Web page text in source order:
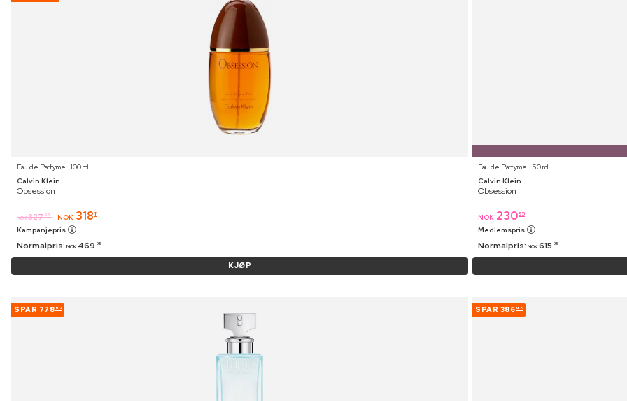
Eau de Parfyme ⋅ 100 ml
Calvin Klein
Obsession
NOK 327 95 NOK 318 11
Kampanjepris
Normalpris: NOK 469 95
KJØP
Eau de Parfyme ⋅ 50 ml
Calvin Klein
Obsession
NOK 23095
Medlemspris
Normalpris: NOK 615 95
SPAR 778 93 SPAR 386 98